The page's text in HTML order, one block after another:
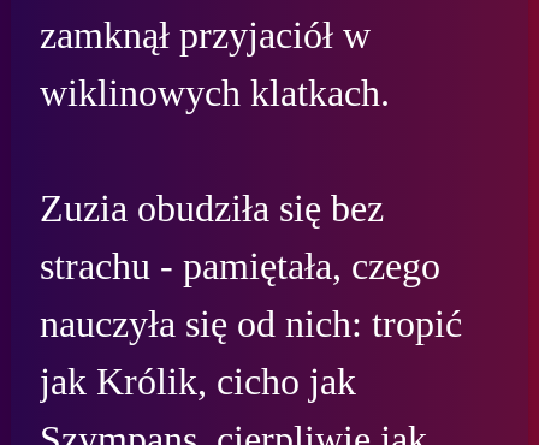
zamknął przyjaciół w
wiklinowych klatkach.
Zuzia obudziła się bez
strachu - pamiętała, czego
nauczyła się od nich: tropić
jak Królik, cicho jak